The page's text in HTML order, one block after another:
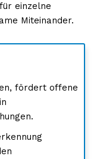
einzelne
Miteinander.
fördert offene